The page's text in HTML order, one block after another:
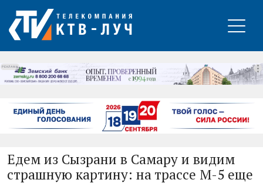
РЕКЛАМА
Едем из Сызрани в Самару и видим
страшную картину: на трассе М-5 еще